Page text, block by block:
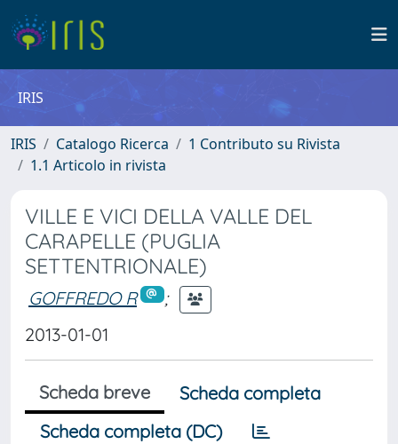
IRIS
IRIS Catalogo Ricerca
1 Contributo su Rivista
1.1 Articolo in rivista
VILLE E VICI DELLA VALLE DEL
CARAPELLE (PUGLIA
SETTENTRIONALE)
GOFFREDO R
;
2013-01-01
Scheda breve
Scheda completa
Scheda completa (DC)